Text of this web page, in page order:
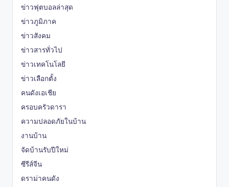
ข่าวฟุตบอลล่าสุด
ข่าวภูมิภาค
ข่าวสังคม
ข่าวสารทั่วไป
ข่าวเทคโนโลยี
ข่าวเลือกตั้ง
คนดังเอเชีย
ครอบครัวดารา
ความปลอดภัยในบ้าน
งานบ้าน
จัดบ้านรับปีใหม่
ซีรีส์จีน
ดราม่าคนดัง